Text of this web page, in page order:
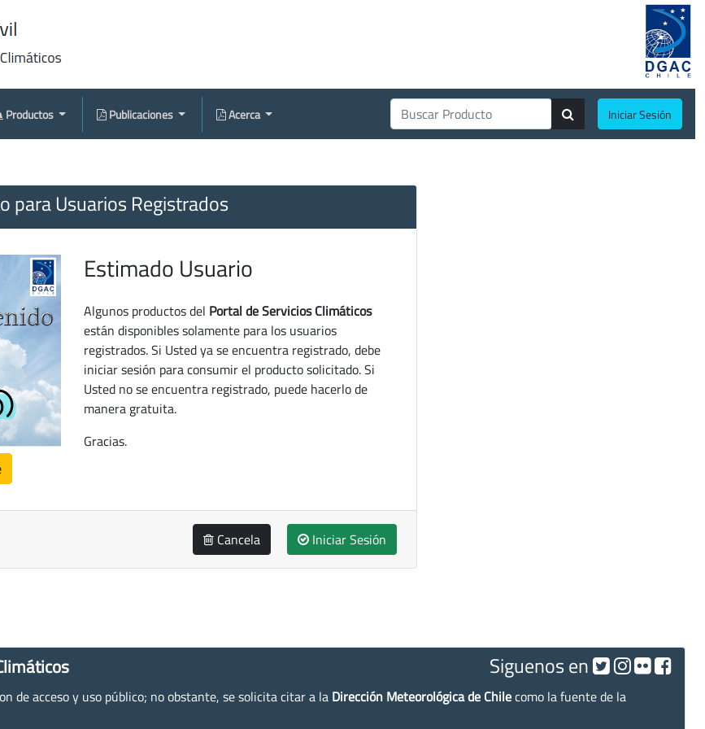
Productos Publicaciones Acerca Iniciar Sesión
para Usuarios Registrados
Estimado Usuario
Algunos productos del Portal de Servicios Climáticos
están disponibles solamente para los usuarios
registrados. Si Usted ya se encuentra registrado, debe
iniciar sesión para consumir el producto solicitado. Si
Usted no se encuentra registrado, puede hacerlo de
manera gratuita.
Gracias.
Cancela Iniciar Sesión
Siguenos en
de acceso y uso público; no obstante, se solicita citar a la Dirección Meteorológica de Chilecomo la fuente de la